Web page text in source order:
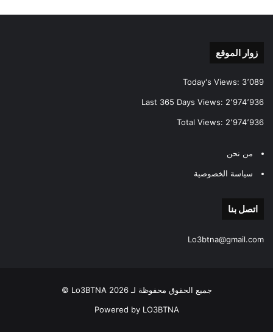
زوار الموقع
Today's Views: 3٬089
Last 365 Days Views: 2٬974٬936
Total Views: 2٬974٬936
من نحن
سياسة الخصوصية
اتصل بنا
Lo3btna@gmail.com
جميع الحقوق محفوظة لـ Lo3BTNA 2026 ©
Powered by LO3BTNA